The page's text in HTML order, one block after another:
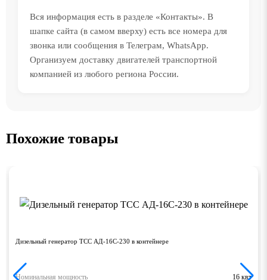
Вся информация есть в разделе «Контакты». В
шапке сайта (в самом вверху) есть все номера для
звонка или сообщения в Телеграм, WhatsApp.
Организуем доставку двигателей транспортной
компанией из любого региона России.
Похожие товары
Дизельный генератор ТСС АД-16С-230 в контейнере
Номинальная мощность 16 квт